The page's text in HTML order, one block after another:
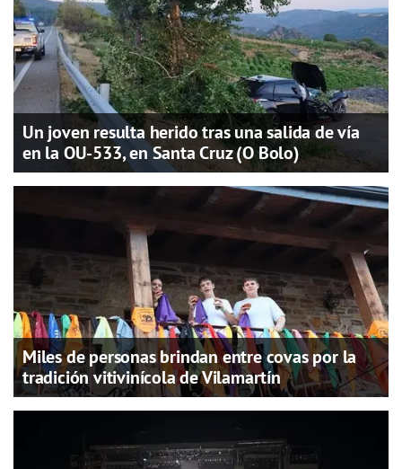
Un joven resulta herido tras una salida de vía
en la OU-533, en Santa Cruz (O Bolo)
Miles de personas brindan entre covas por la
tradición vitivinícola de Vilamartín